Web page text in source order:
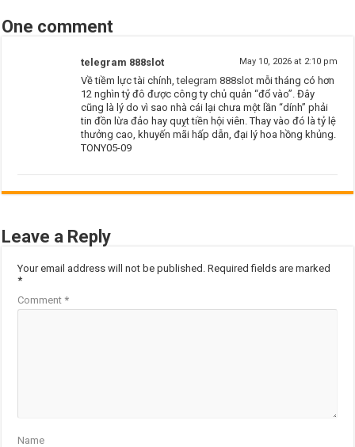
One comment
telegram 888slot May 10, 2026 at 2:10 pm
Về tiềm lực tài chính,telegram 888slot mỗi tháng có hơn
12 nghìn tỷ đô được công ty chủ quản “đổ vào”. Đây
cũng là lý do vì sao nhà cái lại chưa một lần “dính” phải
tin đồn lừa đảo hay quỵt tiền hội viên. Thay vào đó là tỷ lệ
thưởng cao, khuyến mãi hấp dẫn, đại lý hoa hồng khủng.
TONY05-09
Leave a Reply
Your email address will not be published. Required fields are marked
*
Comment*
Name